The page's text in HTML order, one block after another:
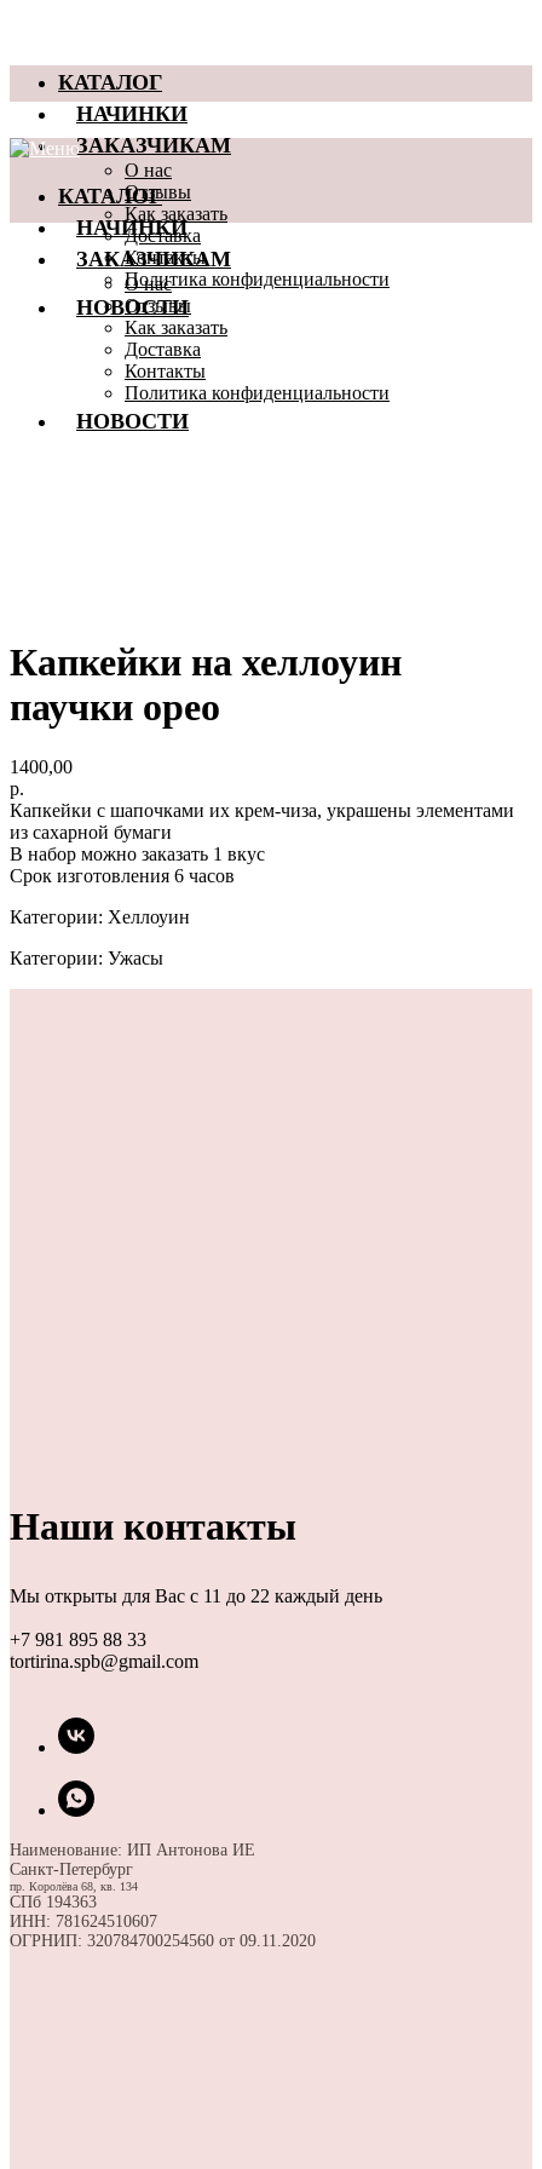
КАТАЛОГ
НАЧИНКИ
ЗАКАЗЧИКАМ
О нас
Отзывы
Как заказать
Доставка
Контакты
Политика конфиденциальности
НОВОСТИ
КАТАЛОГ
НАЧИНКИ
ЗАКАЗЧИКАМ
О нас
Отзывы
Как заказать
Доставка
Контакты
Политика конфиденциальности
НОВОСТИ
Капкейки на хеллоуин
паучки орео
1400,00
р.
Капкейки с шапочками их крем-чиза, украшены элементами
из сахарной бумаги
В набор можно заказать 1 вкус
Срок изготовления 6 часов
Категории: Хеллоуин
Категории: Ужасы
Наши контакты
Мы открыты для Вас с 11 до 22 каждый день
+7 981 895 88 33
tortirina.spb@gmail.com
Наименование: ИП Антонова ИЕ
Санкт-Петербург
пр. Королёва 68, кв. 134
СПб 194363
ИНН: 781624510607
ОГРНИП: 320784700254560 от 09.11.2020